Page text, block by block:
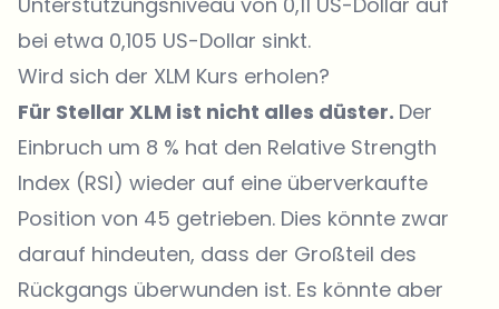
bei etwa 0,105 US-Dollar sinkt.
Wird sich der XLM Kurs erholen?
Für Stellar XLM ist nicht alles düster. Der
Einbruch um 8 % hat den Relative Strength
Index (RSI) wieder auf eine überverkaufte
Position von 45 getrieben. Dies könnte zwar
darauf hindeuten, dass der Großteil des
Rückgangs überwunden ist. Es könnte aber